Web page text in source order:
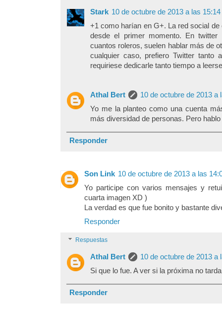
Stark 10 de octubre de 2013 a las 15:14
+1 como harían en G+. La red social
desde el primer momento. En
cuantos roleros, suelen hablar más de
cualquier caso, prefiero Twitter
requiriese dedicarle tanto tiempo a
Athal Bert
10 de octubre de 2013 a
Yo me la planteo como una cuenta
más diversidad de personas. Pero
Responder
Son Link 10 de octubre de 2013 a las
Yo participe con varios mensajes y
cuarta imagen XD )
La verdad es que fue bonito y bastante
Responder
Respuestas
Athal Bert
10 de octubre de 2013 a
Si que lo fue. A ver si la próxima no
Responder